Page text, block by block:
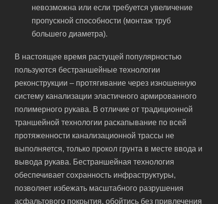
невозможна или если требуется увеличение
пропускной способности (монтаж труб
большего диаметра).
В настоящее время растущей популярностью
пользуются бестраншейные технологии
реконструкции – протягивание через изношенную
систему канализации эластичного армированного
полимерного рукава. В отличие от традиционной
траншейной технологии раскапывание по всей
протяженности канализационной трассы не
выполняется, только прокол грунта в месте ввода и
вывода рукава. Бестраншейная технология
обеспечивает сохранность инфраструктуры,
позволяет избежать масштабного разрушения
асфальтового покрытия, обойтись без привлечения